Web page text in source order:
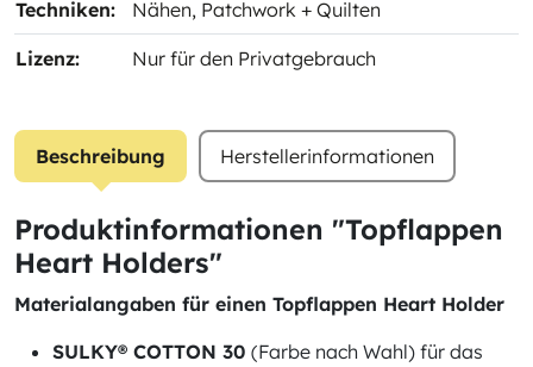
Techniken: Nähen, Patchwork + Quilten
Lizenz: Nur für den Privatgebrauch
Beschreibung Herstellerinformationen
Produktinformationen "Topflappen
Heart Holders"
Materialangaben für einen Topflappen Heart Holder
SULKY® COTTON 30 (Farbe nach Wahl) für das